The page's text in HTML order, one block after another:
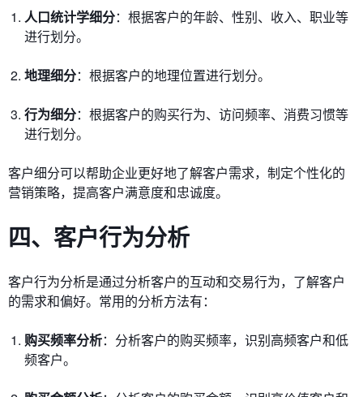
人口统计学细分：根据客户的年龄、性别、收入、职业等
进行划分。
地理细分：根据客户的地理位置进行划分。
行为细分：根据客户的购买行为、访问频率、消费习惯等
进行划分。
客户细分可以帮助企业更好地了解客户需求，制定个性化的
营销策略，提高客户满意度和忠诚度。
四、客户行为分析
客户行为分析是通过分析客户的互动和交易行为，了解客户
的需求和偏好。常用的分析方法有：
购买频率分析：分析客户的购买频率，识别高频客户和低
频客户。